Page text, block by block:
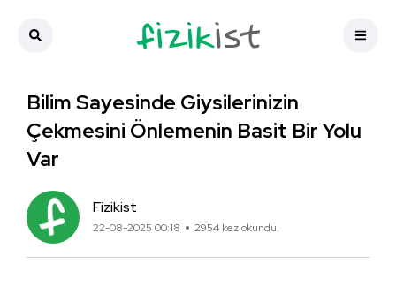
Bilim Sayesinde Giysilerinizin
Çekmesini Önlemenin Basit Bir Yolu
Var
Fizikist
22-08-2025 00:18 2954 kez okundu.